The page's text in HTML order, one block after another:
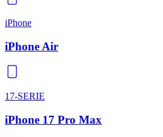
iPhone
iPhone Air
17-SERIE
iPhone 17 Pro Max